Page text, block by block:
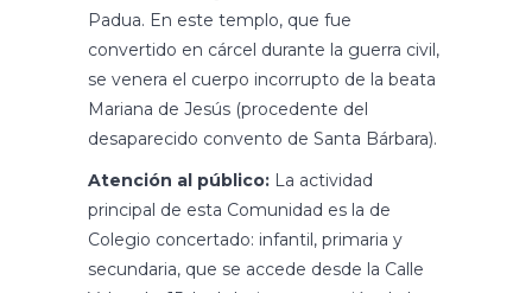
Padua. En este templo, que fue
convertido en cárcel durante la guerra civil,
se venera el cuerpo incorrupto de la beata
Mariana de Jesús (procedente del
desaparecido convento de Santa Bárbara).
Atención al público: La actividad
principal de esta Comunidad es la de
Colegio concertado: infantil, primaria y
secundaria, que se accede desde la Calle